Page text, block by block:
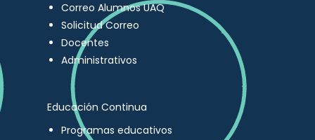
Correo Alumnos UAQ
Solicitud Correo
Docentes
Administrativos
Educación Continua
Programas educativos